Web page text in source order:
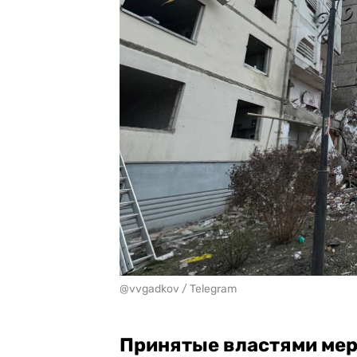
@vvgadkov / Telegram
Принятые властями